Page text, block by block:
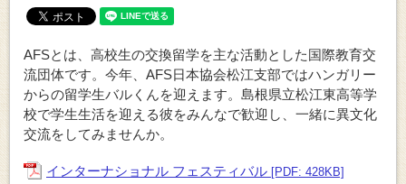
AFSとは、高校生の交換留学を主な活動とした国際教育交
流団体です。今年、AFS日本協会松江支部ではハンガリー
からの留学生バルくんを迎えます。島根県立松江東高等学
校で学生生活を迎える彼をみんなで歓迎し、一緒に異文化
交流をしてみませんか。
インターナショナル フェスティバル [PDF: 428KB]